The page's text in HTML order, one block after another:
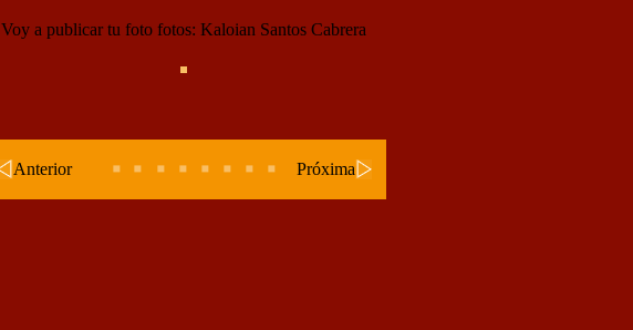
Voy a publicar tu foto fotos: Kaloian Santos Cabrera
Anterior Próxima